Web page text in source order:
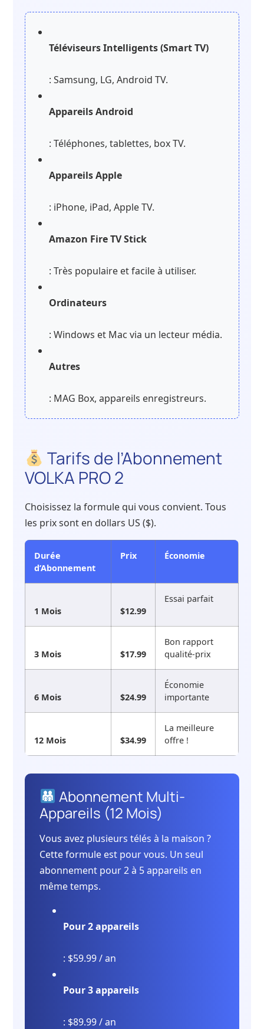
Téléviseurs Intelligents (Smart TV)
: Samsung, LG, Android TV.
Appareils Android
: Téléphones, tablettes, box TV.
Appareils Apple
: iPhone, iPad, Apple TV.
Amazon Fire TV Stick
: Très populaire et facile à utiliser.
Ordinateurs
: Windows et Mac via un lecteur média.
Autres
: MAG Box, appareils enregistreurs.
Tarifs de l’Abonnement
VOLKA PRO 2
Choisissez la formule qui vous convient. Tous
les prix sont en dollars US ($).
Durée
d’Abonnement
Prix Économie
1 Mois $12.99
Essai parfait
3 Mois $17.99
Bon rapport
qualité-prix
6 Mois $24.99
Économie
importante
12 Mois $34.99
La meilleure
offre !
Abonnement Multi-
Appareils (12 Mois)
Vous avez plusieurs télés à la maison ?
Cette formule est pour vous. Un seul
abonnement pour 2 à 5 appareils en
même temps.
Pour 2 appareils
: $59.99 / an
Pour 3 appareils
: $89.99 / an